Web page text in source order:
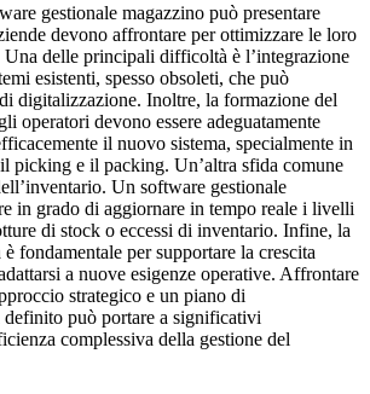
gestionale magazzino può presentare
devono affrontare per ottimizzare le loro
delle principali difficoltà è l’integrazione
esistenti, spesso obsoleti, che può
digitalizzazione. Inoltre, la formazione del
operatori devono essere adeguatamente
il nuovo sistema, specialmente in
picking e il packing. Un’altra sfida comune
Un software gestionale
in grado di aggiornare in tempo reale i livelli
di stock o eccessi di inventario. Infine, la
fondamentale per supportare la crescita
a nuove esigenze operative. Affrontare
strategico e un piano di
definito può portare a significativi
complessiva della gestione del